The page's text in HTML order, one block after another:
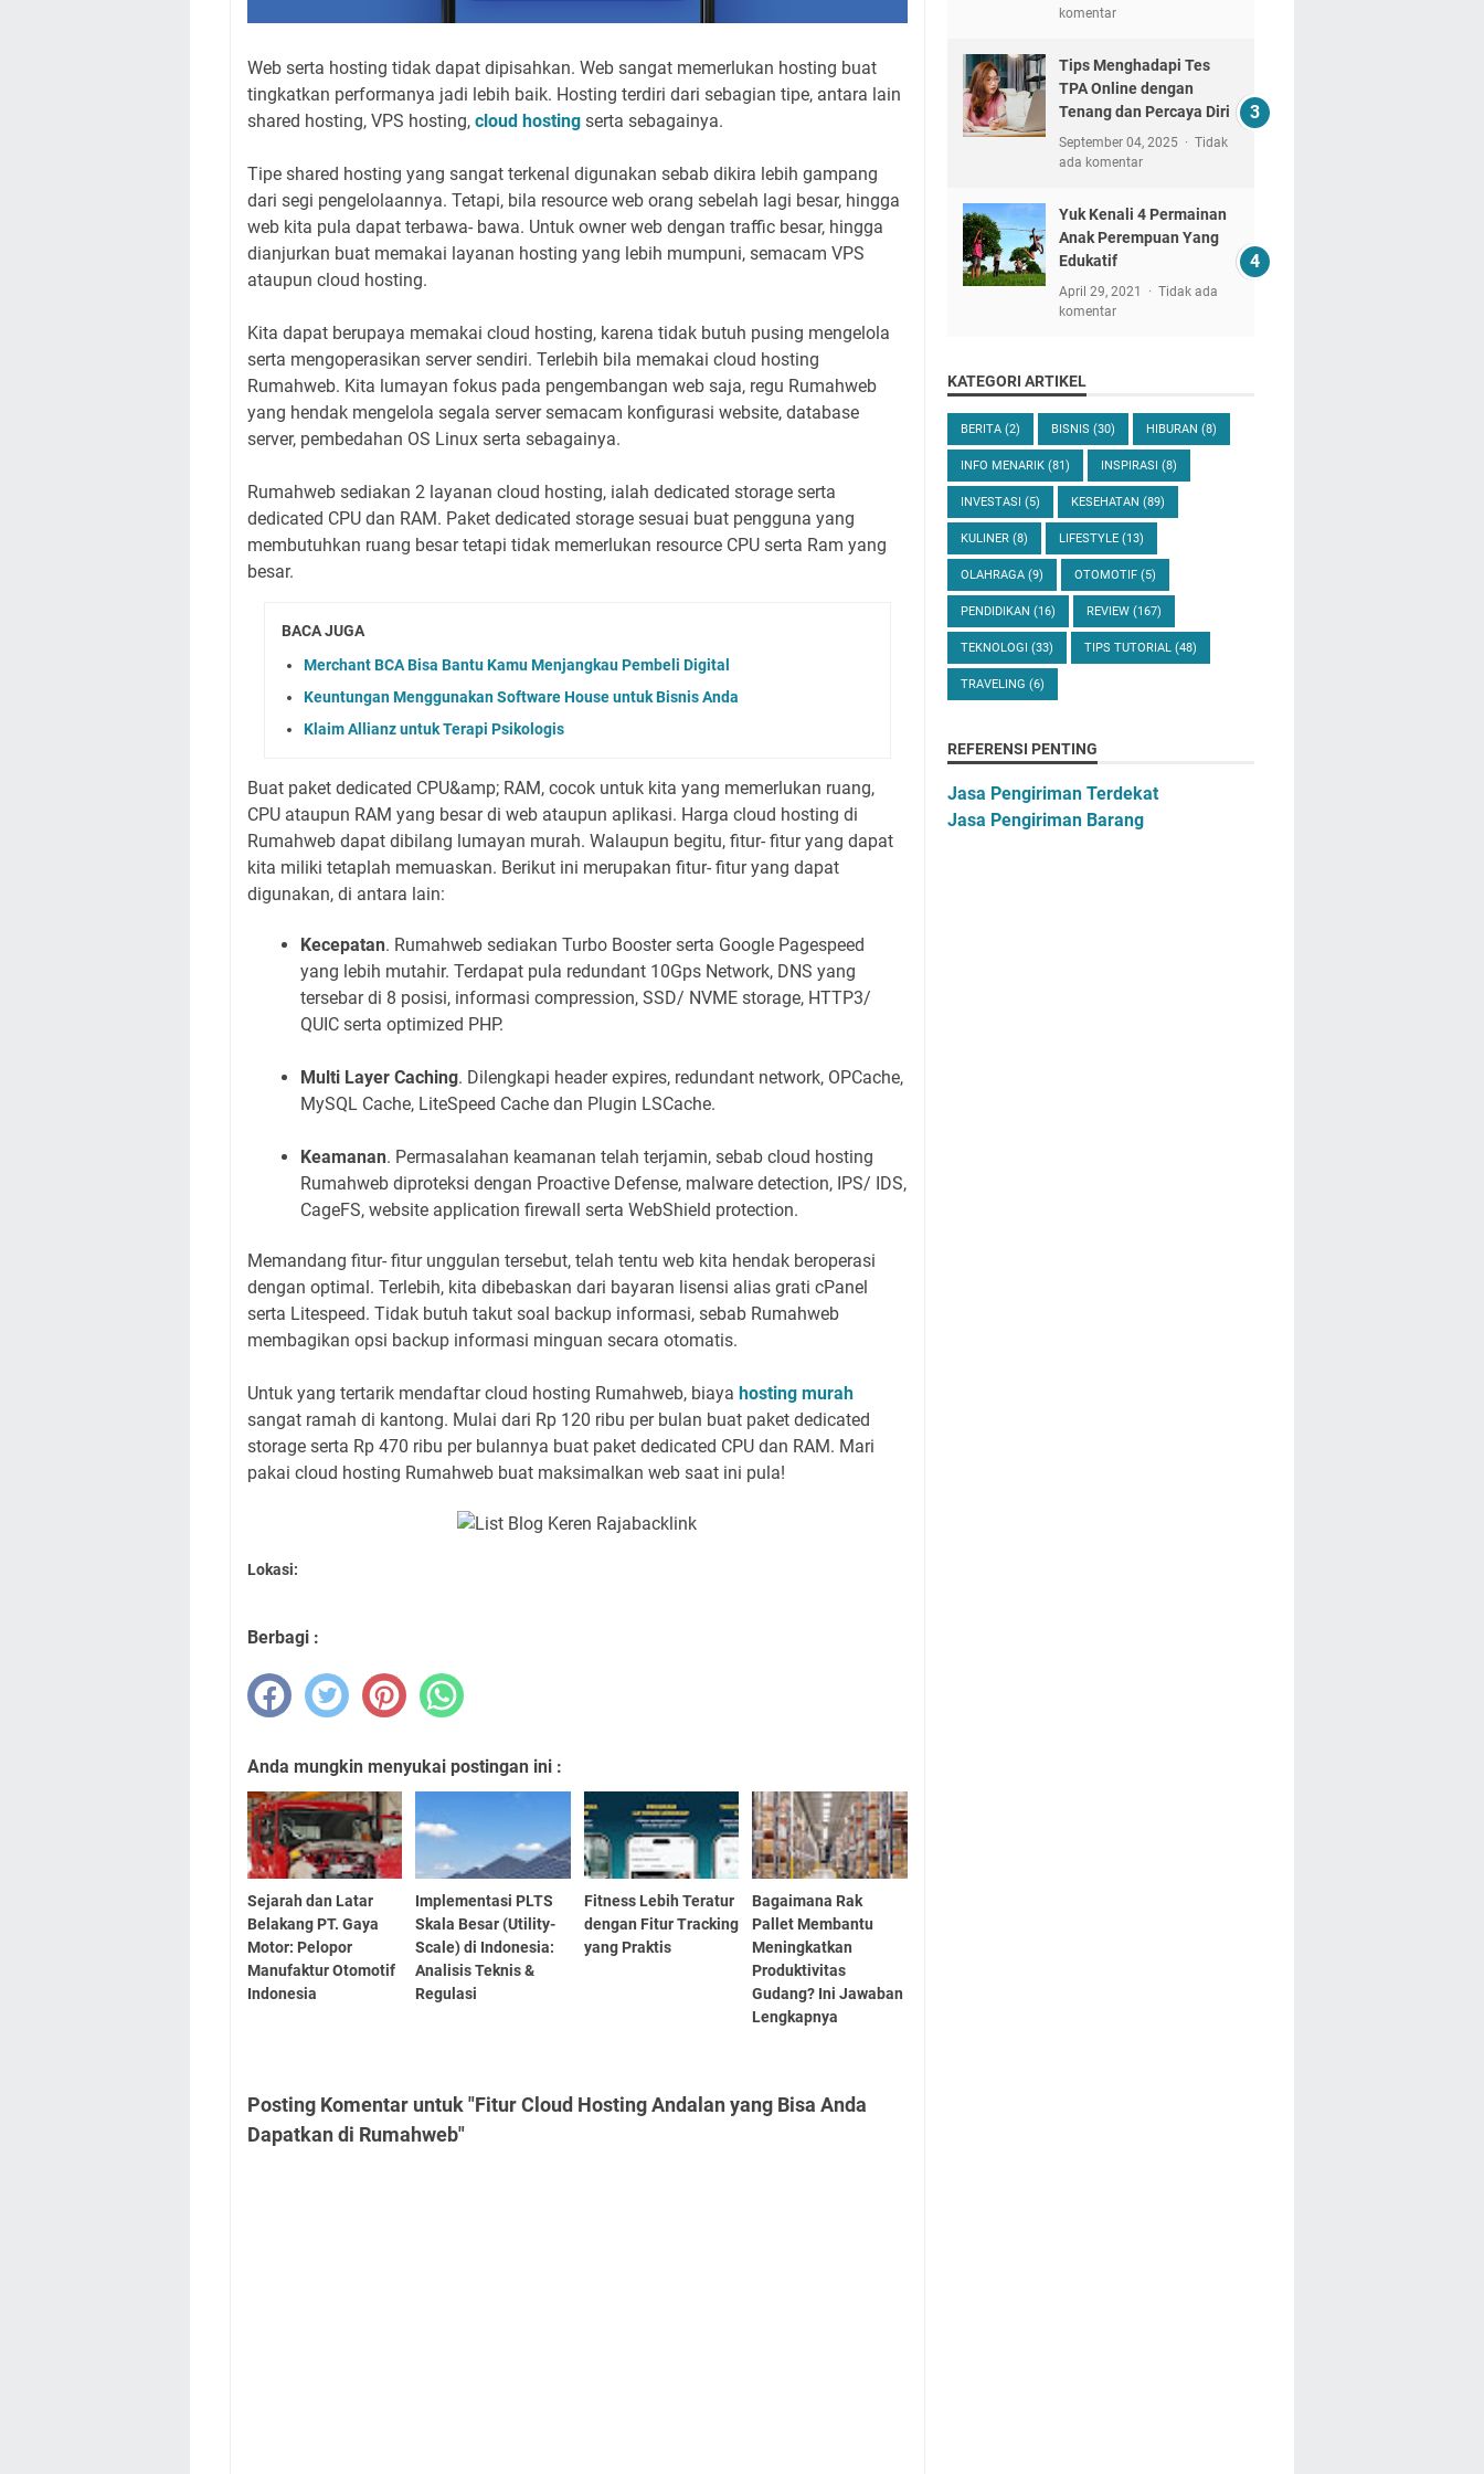
Web serta hosting tidak dapat dipisahkan. Web sangat memerlukan hosting buat
tingkatkan performanya jadi lebih baik. Hosting terdiri dari sebagian tipe, antara lain
shared hosting, VPS hosting, cloud hosting serta sebagainya.
Tipe shared hosting yang sangat terkenal digunakan sebab dikira lebih gampang
dari segi pengelolaannya. Tetapi, bila resource web orang sebelah lagi besar, hingga
web kita pula dapat terbawa- bawa. Untuk owner web dengan traffic besar, hingga
dianjurkan buat memakai layanan hosting yang lebih mumpuni, semacam VPS
ataupun cloud hosting.
Kita dapat berupaya memakai cloud hosting, karena tidak butuh pusing mengelola
serta mengoperasikan server sendiri. Terlebih bila memakai cloud hosting
Rumahweb. Kita lumayan fokus pada pengembangan web saja, regu Rumahweb
yang hendak mengelola segala server semacam konfigurasi website, database
server, pembedahan OS Linux serta sebagainya.
Rumahweb sediakan 2 layanan cloud hosting, ialah dedicated storage serta
dedicated CPU dan RAM. Paket dedicated storage sesuai buat pengguna yang
membutuhkan ruang besar tetapi tidak memerlukan resource CPU serta Ram yang
besar.
BACA JUGA
Merchant BCA Bisa Bantu Kamu Menjangkau Pembeli Digital
Keuntungan Menggunakan Software House untuk Bisnis Anda
Klaim Allianz untuk Terapi Psikologis
Buat paket dedicated CPU&amp; RAM, cocok untuk kita yang memerlukan ruang,
CPU ataupun RAM yang besar di web ataupun aplikasi. Harga cloud hosting di
Rumahweb dapat dibilang lumayan murah. Walaupun begitu, fitur- fitur yang dapat
kita miliki tetaplah memuaskan. Berikut ini merupakan fitur- fitur yang dapat
digunakan, di antara lain:
Kecepatan. Rumahweb sediakan Turbo Booster serta Google Pagespeed
yang lebih mutahir. Terdapat pula redundant 10Gps Network, DNS yang
tersebar di 8 posisi, informasi compression, SSD/ NVME storage, HTTP3/
QUIC serta optimized PHP.
Multi Layer Caching. Dilengkapi header expires, redundant network, OPCache,
MySQL Cache, LiteSpeed Cache dan Plugin LSCache.
Keamanan. Permasalahan keamanan telah terjamin, sebab cloud hosting
Rumahweb diproteksi dengan Proactive Defense, malware detection, IPS/ IDS,
CageFS, website application firewall serta WebShield protection.
Memandang fitur- fitur unggulan tersebut, telah tentu web kita hendak beroperasi
dengan optimal. Terlebih, kita dibebaskan dari bayaran lisensi alias grati cPanel
serta Litespeed. Tidak butuh takut soal backup informasi, sebab Rumahweb
membagikan opsi backup informasi minguan secara otomatis.
Untuk yang tertarik mendaftar cloud hosting Rumahweb, biaya hosting murah
sangat ramah di kantong. Mulai dari Rp 120 ribu per bulan buat paket dedicated
storage serta Rp 470 ribu per bulannya buat paket dedicated CPU dan RAM. Mari
pakai cloud hosting Rumahweb buat maksimalkan web saat ini pula!
Lokasi:
Berbagi :
Anda mungkin menyukai postingan ini :
Sejarah dan Latar
Belakang PT. Gaya
Motor: Pelopor
Manufaktur Otomotif
Indonesia
Implementasi PLTS
Skala Besar (Utility-
Scale) di Indonesia:
Analisis Teknis &
Regulasi
Fitness Lebih Teratur
dengan Fitur Tracking
yang Praktis
Bagaimana Rak
Pallet Membantu
Meningkatkan
Produktivitas
Gudang? Ini Jawaban
Lengkapnya
Posting Komentar untuk "Fitur Cloud Hosting Andalan yang Bisa Anda
Dapatkan di Rumahweb"
komentar
Tips Menghadapi Tes
TPA Online dengan
Tenang dan Percaya Diri
September 04, 2025
Tidak
ada komentar
Yuk Kenali 4 Permainan
Anak Perempuan Yang
Edukatif
April 29, 2021
Tidak ada
komentar
KATEGORI ARTIKEL
BERITA (2) BISNIS (30) HIBURAN (8)
INFO MENARIK (81) INSPIRASI (8)
INVESTASI (5) KESEHATAN (89)
KULINER (8) LIFESTYLE (13)
OLAHRAGA (9) OTOMOTIF (5)
PENDIDIKAN (16) REVIEW (167)
TEKNOLOGI (33) TIPS TUTORIAL (48)
TRAVELING (6)
REFERENSI PENTING
Jasa Pengiriman Terdekat
Jasa Pengiriman Barang